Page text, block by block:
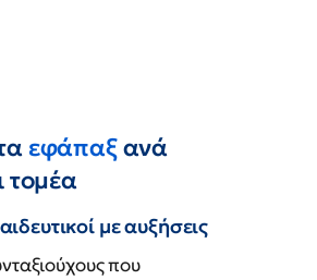
εφάπαξανά
τομέα
με αυξήσεις
που